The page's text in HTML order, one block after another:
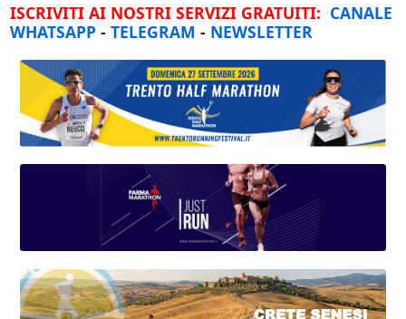
ISCRIVITI AI NOSTRI SERVIZI GRATUITI: CANALE
WHATSAPP- TELEGRAM - NEWSLETTER